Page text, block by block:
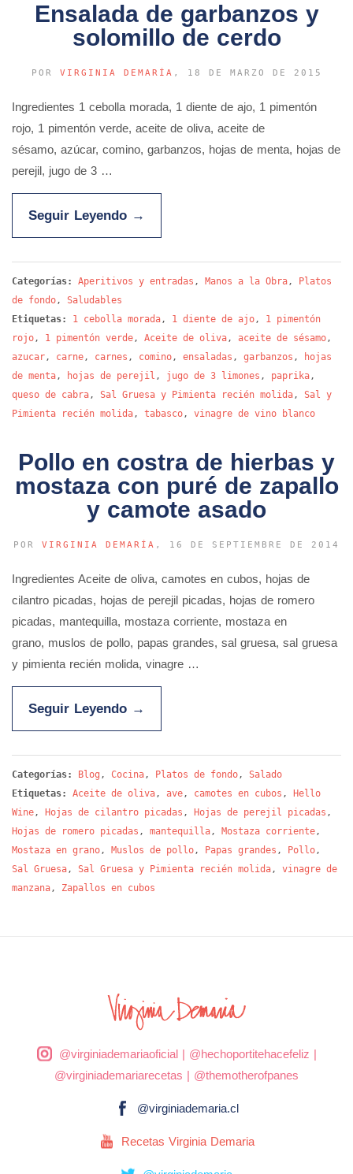
Ensalada de garbanzos y
solomillo de cerdo
POR VIRGINIA DEMARÍA , 18 DE MARZO DE 2015
Ingredientes 1 cebolla morada, 1 diente de ajo, 1 pimentón
rojo, 1 pimentón verde, aceite de oliva, aceite de
sésamo, azúcar, comino, garbanzos, hojas de menta, hojas de
perejil, jugo de 3 …
Seguir Leyendo →
Categorías: Aperitivos y entradas , Manos a la Obra,
Platos
de fondo, Saludables
Etiquetas:
1 cebolla morada, 1 diente de ajo, 1 pimentón
rojo, 1 pimentón verde, Aceite de oliva, aceite de sésamo,
azucar, carne, carnes , comino, ensaladas , garbanzos ,
hojas
de menta, hojas de perejil , jugo de 3 limones , paprika,
queso de cabra, Sal Gruesa y Pimienta recién molida, Sal y
Pimienta recién molida, tabasco, vinagre de vino blanco
Pollo en costra de hierbas y
mostaza con puré de zapallo
y camote asado
POR VIRGINIA DEMARÍA , 16 DE SEPTIEMBRE DE 2014
Ingredientes Aceite de oliva, camotes en cubos, hojas de
cilantro picadas, hojas de perejil picadas, hojas de romero
picadas, mantequilla, mostaza corriente, mostaza en
grano, muslos de pollo, papas grandes, sal gruesa, sal gruesa
y pimienta recién molida, vinagre …
Seguir Leyendo →
Categorías: Blog , Cocina, Platos de fondo, Salado
Etiquetas:
Aceite de oliva, ave, camotes en cubos ,
Hello
Wine, Hojas de cilantro picadas , Hojas de perejil picadas ,
Hojas de romero picadas , mantequilla, Mostaza corriente,
Mostaza en grano, Muslos de pollo, Papas grandes , Pollo,
Sal Gruesa, Sal Gruesa y Pimienta recién molida, vinagre de
manzana, Zapallos en cubos
@virginiademariaoficial| @hechoportitehacefeliz |
@virginiademariarecetas | @themotherofpanes
@virginiademaria.cl
Recetas Virginia Demaria